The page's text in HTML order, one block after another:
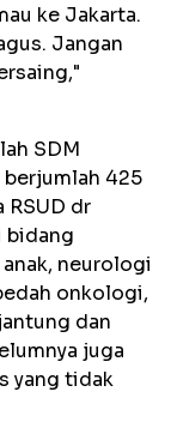
ke Jakarta.
Jangan
SDM
berjumlah 425
RSUD dr
bidang
neurologi
onkologi,
dan
juga
yang tidak